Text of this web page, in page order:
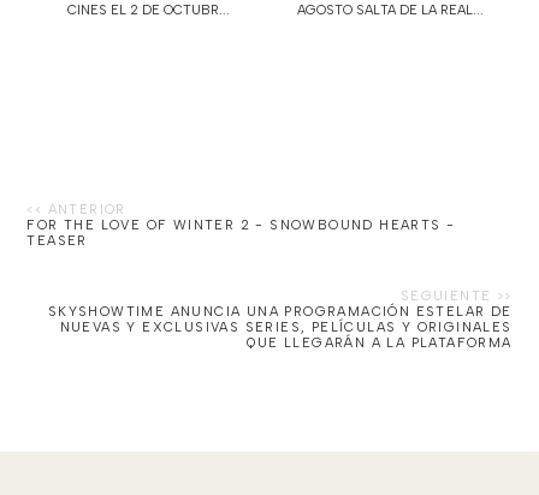
CINES EL 2 DE OCTUBR...
AGOSTO SALTA DE LA REAL...
FOR THE LOVE OF WINTER 2 - SNOWBOUND HEARTS -
TEASER
SKYSHOWTIME ANUNCIA UNA PROGRAMACIÓN ESTELAR DE
NUEVAS Y EXCLUSIVAS SERIES, PELÍCULAS Y ORIGINALES
QUE LLEGARÁN A LA PLATAFORMA